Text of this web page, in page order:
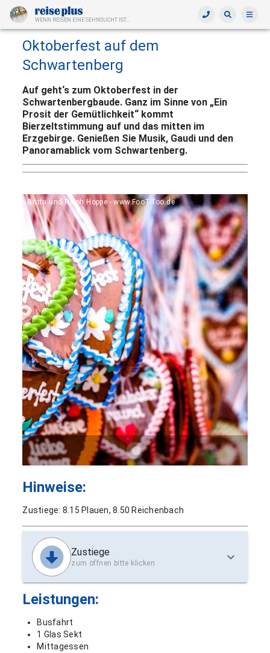
WENN REISEN EINE SEHNSUCHT IST...
Oktoberfest auf dem
Schwartenberg
Auf geht‘s zum Oktoberfest in der
Schwartenbergbaude. Ganz im Sinne von „Ein
Prosit der Gemütlichkeit“ kommt
Bierzeltstimmung auf und das mitten im
Erzgebirge. Genießen Sie Musik, Gaudi und den
Panoramablick vom Schwartenberg.
Britta und Ralph Hoppe - www.FooTToo.de
Hinweise:
Zustiege: 8.15 Plauen, 8.50 Reichenbach
Zustiege
zum öffnen bitte klicken
Leistungen:
Busfahrt
1 Glas Sekt
Mittagessen